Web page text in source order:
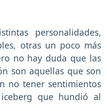
personalidades,
otras un poco más
no hay duda que las
son aquellas que son
no tener sentimientos
que hundió al